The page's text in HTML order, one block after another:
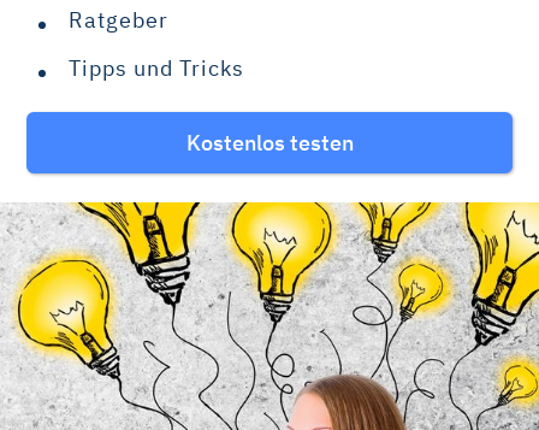
Krankentransport-App
Fahrtvermittlung
Therapeutensoftware
Pflegesoftware
Pflege-App
Hilfsmittel
Rehasport & Funktionstraining
Ratgeber
Tipps und Tricks
Kostenlos testen